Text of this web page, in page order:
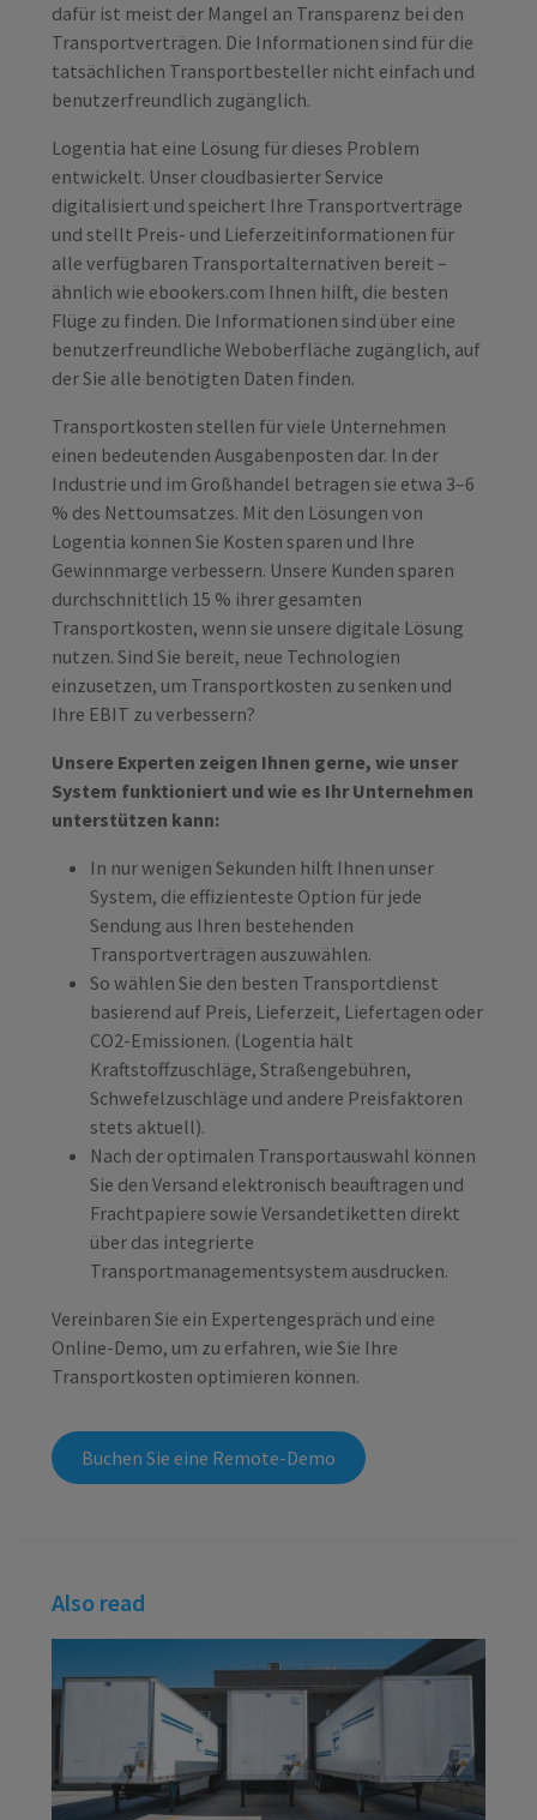
dafür ist meist der Mangel an Transparenz bei den
Transportverträgen. Die Informationen sind für die
tatsächlichen Transportbesteller nicht einfach und
benutzerfreundlich zugänglich.
Logentia hat eine Lösung für dieses Problem
entwickelt. Unser cloudbasierter Service
digitalisiert und speichert Ihre Transportverträge
und stellt Preis- und Lieferzeitinformationen für
alle verfügbaren Transportalternativen bereit –
ähnlich wie ebookers.com Ihnen hilft, die besten
Flüge zu finden. Die Informationen sind über eine
benutzerfreundliche Weboberfläche zugänglich, auf
der Sie alle benötigten Daten finden.
Transportkosten stellen für viele Unternehmen
einen bedeutenden Ausgabenposten dar. In der
Industrie und im Großhandel betragen sie etwa 3–6
% des Nettoumsatzes. Mit den Lösungen von
Logentia können Sie Kosten sparen und Ihre
Gewinnmarge verbessern. Unsere Kunden sparen
durchschnittlich 15 % ihrer gesamten
Transportkosten, wenn sie unsere digitale Lösung
nutzen. Sind Sie bereit, neue Technologien
einzusetzen, um Transportkosten zu senken und
Ihre EBIT zu verbessern?
Unsere Experten zeigen Ihnen gerne, wie unser
System funktioniert und wie es Ihr Unternehmen
unterstützen kann:
In nur wenigen Sekunden hilft Ihnen unser
System, die effizienteste Option für jede
Sendung aus Ihren bestehenden
Transportverträgen auszuwählen.
So wählen Sie den besten Transportdienst
basierend auf Preis, Lieferzeit, Liefertagen oder
CO2-Emissionen. (Logentia hält
Kraftstoffzuschläge, Straßengebühren,
Schwefelzuschläge und andere Preisfaktoren
stets aktuell).
Nach der optimalen Transportauswahl können
Sie den Versand elektronisch beauftragen und
Frachtpapiere sowie Versandetiketten direkt
über das integrierte
Transportmanagementsystem ausdrucken.
Vereinbaren Sie ein Expertengespräch und eine
Online-Demo, um zu erfahren, wie Sie Ihre
Transportkosten optimieren können.
Buchen Sie eine Remote-Demo
Also read